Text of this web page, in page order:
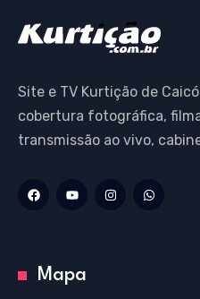
Site e TV Kurtição de
cobertura fotográfica,
transmissão ao vivo,
Mapa